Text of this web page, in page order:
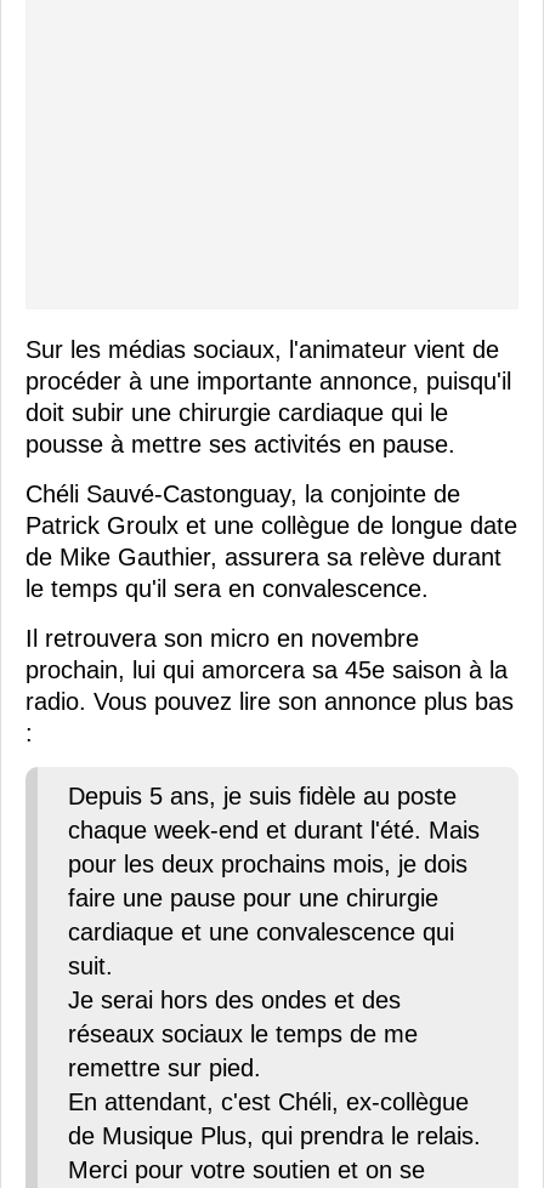
Sur les médias sociaux, l'animateur vient de
procéder à une importante annonce, puisqu'il
doit subir une chirurgie cardiaque qui le
pousse à mettre ses activités en pause.
Chéli Sauvé-Castonguay, la conjointe de
Patrick Groulx et une collègue de longue date
de Mike Gauthier, assurera sa relève durant
le temps qu'il sera en convalescence.
Il retrouvera son micro en novembre
prochain, lui qui amorcera sa 45e saison à la
radio. Vous pouvez lire son annonce plus bas
:
Depuis 5 ans, je suis fidèle au poste
chaque week-end et durant l'été. Mais
pour les deux prochains mois, je dois
faire une pause pour une chirurgie
cardiaque et une convalescence qui
suit.
Je serai hors des ondes et des
réseaux sociaux le temps de me
remettre sur pied.
En attendant, c'est Chéli, ex-collègue
de Musique Plus, qui prendra le relais.
Merci pour votre soutien et on se